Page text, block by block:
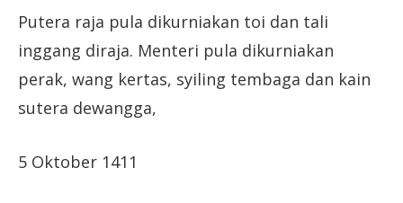
Putera raja pula dikurniakan toi dan tali
inggang diraja. Menteri pula dikurniakan
perak, wang kertas, syiling tembaga dan kain
sutera dewangga,
5 Oktober 1411